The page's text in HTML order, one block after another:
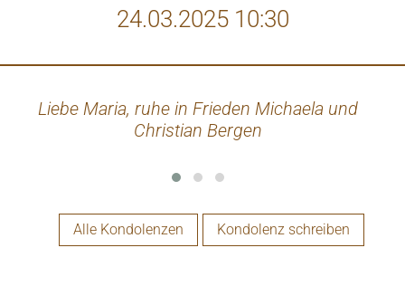
24.03.2025 10:30
Liebe Maria, ruhe in Frieden Michaela und
Christian Bergen
Alle Kondolenzen Kondolenz schreiben